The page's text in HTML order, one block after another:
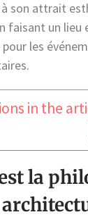
son attrait
faisant un lieu
les
in the
la